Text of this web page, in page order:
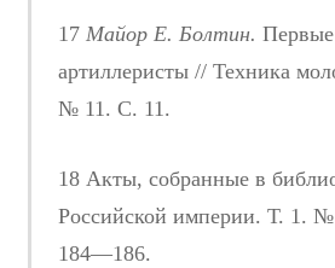
17 Майор Е. Болтин. Первые
артиллеристы // Техника
№ 11. С. 11.
18 Акты, собранные в
Российской империи. Т. 1.
184—186.